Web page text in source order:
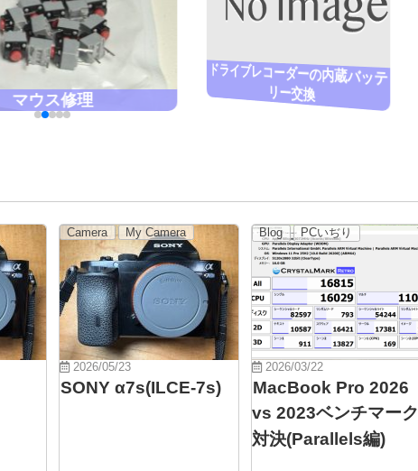
マウス修理
ドライブレコーダーの内蔵バッテ
リー交換
Camera My Camera
2026/05/23
SONY α7s(ILCE-7s)
Blog PCいぢり
2026/03/22
MacBook Pro 2026
vs 2023ベンチマーク
対決(Parallels編)